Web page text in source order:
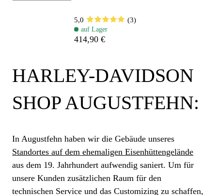
5,0
(3)
auf Lager
414,90 €
HARLEY-DAVIDSON
SHOP AUGUSTFEHN:
In Augustfehn haben wir die Gebäude unseres
Standortes auf dem ehemaligen Eisenhüttengelände
aus dem 19. Jahrhundert aufwendig saniert. Um für
unsere Kunden zusätzlichen Raum für den
technischen Service und das Customizing zu schaffen,